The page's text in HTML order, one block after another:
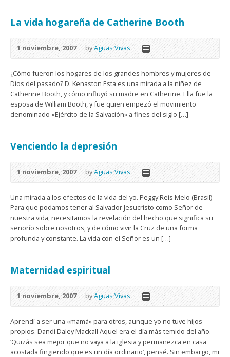
La vida hogareña de Catherine Booth
1 noviembre, 2007 byAguas Vivas
¿Cómo fueron los hogares de los grandes hombres y mujeres de
Dios del pasado? D. Kenaston Esta es una mirada a la niñez de
Catherine Booth, y cómo influyó su madre en Catherine. Ella fue la
esposa de William Booth, y fue quien empezó el movimiento
denominado «Ejército de la Salvación» a fines del siglo […]
Venciendo la depresión
1 noviembre, 2007 byAguas Vivas
Una mirada a los efectos de la vida del yo. Peggy Reis Melo (Brasil)
Para que podamos tener al Salvador Jesucristo como Señor de
nuestra vida, necesitamos la revelación del hecho que significa su
señorío sobre nosotros, y de cómo vivir la Cruz de una forma
profunda y constante. La vida con el Señor es un […]
Maternidad espiritual
1 noviembre, 2007 byAguas Vivas
Aprendí a ser una «mamá» para otros, aunque yo no tuve hijos
propios. Dandi Daley Mackall Aquel era el día más temido del año.
‘Quizás sea mejor que no vaya a la iglesia y permanezca en casa
acostada fingiendo que es un día ordinario’, pensé. Sin embargo, mi